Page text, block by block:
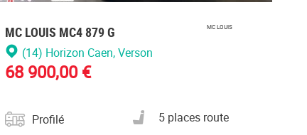
MC LOUIS MC4 879 G MC LOUIS
(14) Horizon Caen, Verson
68 900,00 €
Catégorie
Profilé
Nombre de places carte
grise
5 places route